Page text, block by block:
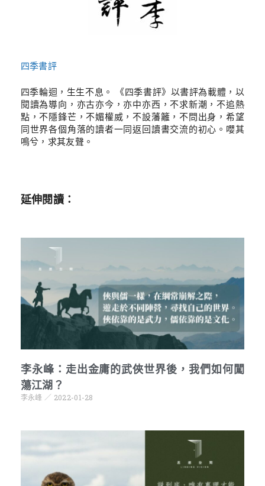
四季書評
四季輪迴，生生不息。 《四季書評》以書評為載體，以
閱讀為導向，亦古亦今，亦中亦西，不求新潮，不追熱
點，不隱鋒芒，不媚權威，不設藩籬，不問出身，希望
同世界各個角落的讀者一同返回讀書交流的初心。嚶其
鳴兮，求其友聲。
延伸閱讀：
李永峰：走出金庸的武俠世界後，我們如何闖
蕩江湖？
李永峰 2022-01-28